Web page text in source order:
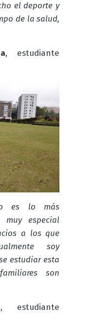
el deporte y
de la salud,
, estudiante
es lo más
muy especial
a los que
soy
estudiar esta
son
, estudiante